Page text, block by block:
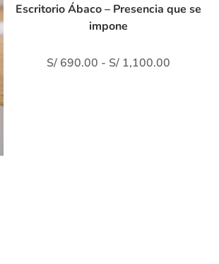
Escritorio Ábaco – Presencia que se
impone
S/690.00 - S/1,100.00